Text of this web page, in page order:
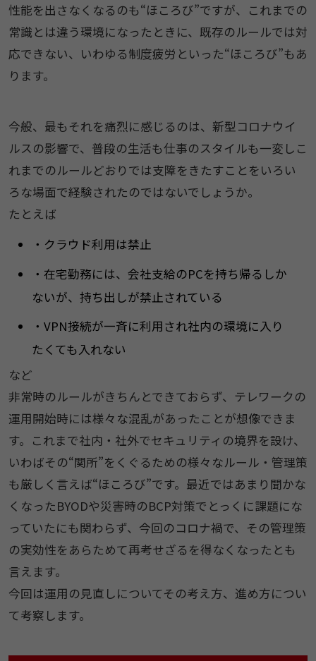
性能を出さなくなるのも“ほころび”ですが、これまでの
常識とは違う環境になったときに、既存のルールでは対
応できない、いわゆる制度疲労といった“ほころび”もあ
ります。
今般、最もそれを痛烈に感じるのは、新型コロナウイ
ルスの影響で、普段の生活も仕事のスタイルも一変しこ
れまでのルールどおりでは支障をきたすことをいろい
ろな場面で経験されたのではないでしょうか。
たとえば
・クラウド利用は禁止
・在宅勤務には、会社支給のPCを持ち帰るしか
ないが、持ち出しが禁止されている
・VPN接続が一斉に利用され社内の環境に入り
たくても入れない
など
非常時のルールがきちんとできておらず、テレワークの
運用開始時には様々な混乱があったことが想像できま
す。これまで社内・社外でセキュリティの境界を設け、
いわばその“関所”をくぐるための様々なルール・管理策
も厳しく言えば“ほころび”です。最近ではあまり聞かな
くなったBYODや災害時のBCP対策でとっくに課題にな
っていたにも関わらず、今回のコロナ禍で、その管理策
の実効性をあらためて再考せざるを得なくなったとも
言えます。
今回は運用の見直しについてその考え方、進め方につい
て考察します。